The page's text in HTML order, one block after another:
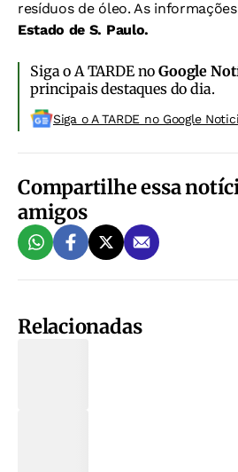
resíduos de óleo. As
Estado de S. Paulo.
Siga o A TARDE noGoogle
principais destaques do dia.
Siga o A TARDE no Google
Compartilhe essa
amigos
Relacionadas